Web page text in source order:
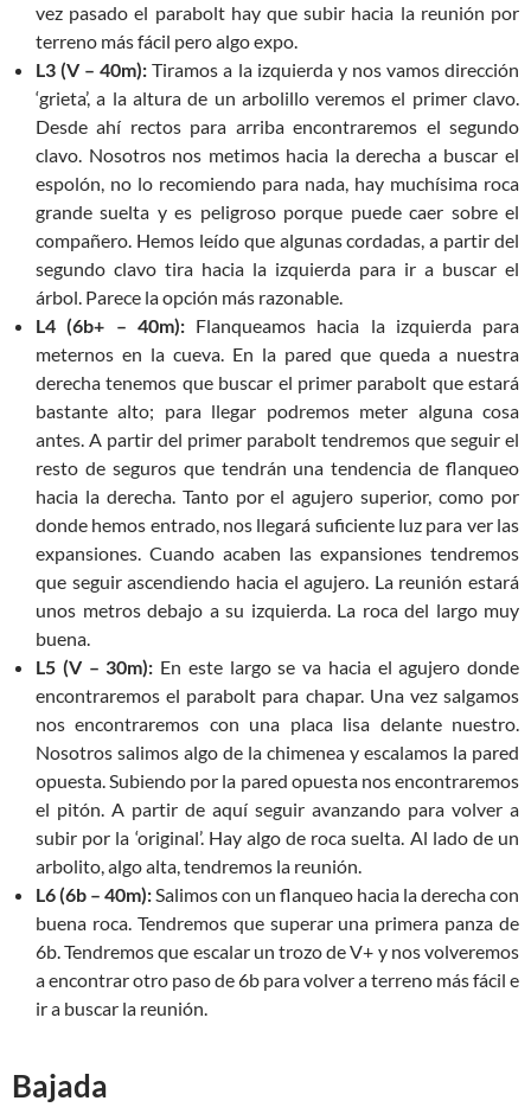
vez pasado el parabolt hay que subir hacia la reunión por
terreno más fácil pero algo expo.
L3 (V – 40m):Tiramos a la izquierda y nos vamos dirección
‘grieta’, a la altura de un arbolillo veremos el primer clavo.
Desde ahí rectos para arriba encontraremos el segundo
clavo. Nosotros nos metimos hacia la derecha a buscar el
espolón, no lo recomiendo para nada, hay muchísima roca
grande suelta y es peligroso porque puede caer sobre el
compañero. Hemos leído que algunas cordadas, a partir del
segundo clavo tira hacia la izquierda para ir a buscar el
árbol. Parece la opción más razonable.
L4 (6b+ – 40m): Flanqueamos hacia la izquierda para
meternos en la cueva. En la pared que queda a nuestra
derecha tenemos que buscar el primer parabolt que estará
bastante alto; para llegar podremos meter alguna cosa
antes. A partir del primer parabolt tendremos que seguir el
resto de seguros que tendrán una tendencia de flanqueo
hacia la derecha. Tanto por el agujero superior, como por
donde hemos entrado, nos llegará suficiente luz para ver las
expansiones. Cuando acaben las expansiones tendremos
que seguir ascendiendo hacia el agujero. La reunión estará
unos metros debajo a su izquierda. La roca del largo muy
buena.
L5 (V – 30m): En este largo se va hacia el agujero donde
encontraremos el parabolt para chapar. Una vez salgamos
nos encontraremos con una placa lisa delante nuestro.
Nosotros salimos algo de la chimenea y escalamos la pared
opuesta. Subiendo por la pared opuesta nos encontraremos
el pitón. A partir de aquí seguir avanzando para volver a
subir por la ‘original’. Hay algo de roca suelta. Al lado de un
arbolito, algo alta, tendremos la reunión.
L6 (6b – 40m):Salimos con un flanqueo hacia la derecha con
buena roca. Tendremos que superar una primera panza de
6b. Tendremos que escalar un trozo de V+ y nos volveremos
a encontrar otro paso de 6b para volver a terreno más fácil e
ir a buscar la reunión.
Bajada